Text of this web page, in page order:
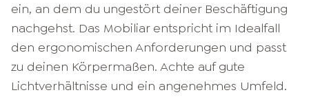
ein, an dem du ungestört deiner Beschäftigung
nachgehst. Das Mobiliar entspricht im Idealfall
den ergonomischen Anforderungen und passt
zu deinen Körpermaßen. Achte auf gute
Lichtverhältnisse und ein angenehmes Umfeld.